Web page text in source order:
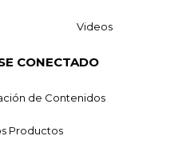
Videos
CONECTADO
de Contenidos
Productos